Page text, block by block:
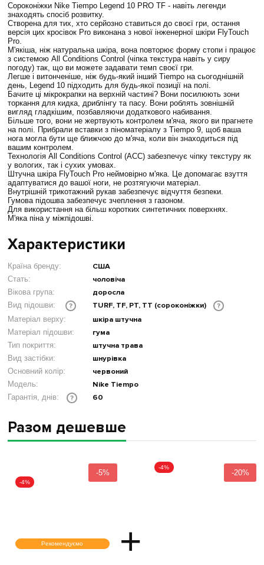
Сороконіжки Nike Tiempo Legend 10 PRO TF - навіть легенди
знаходять спосіб розвитку.
Створена для тих, хто серйозно ставиться до своєї гри, остання
версія цих кросівок Pro виконана з нової інженерної шкіри FlyTouch
Pro.
М'якіша, ніж натуральна шкіра, вона повторює форму стопи і працює
з системою All Conditions Control (чіпка текстура навіть у сиру
погоду) так, що ви можете задавати темп своєї гри.
Легше і витонченіше, ніж будь-який інший Tiempo на сьогоднішній
день, Legend 10 підходить для будь-якої позиції на полі.
Бачите ці мікрокрапки на верхній частині? Вони посилюють зони
торкання для кидка, дриблінгу та пасу. Вони роблять зовнішній
вигляд гладкішим, позбавляючи додаткового набивання.
Більше того, вони не жертвують контролем м'яча, якого ви прагнете
на полі. Прибрали вставки з піноматеріалу з Tiempo 9, щоб ваша
нога могла бути ще ближчою до м'яча, коли він знаходиться під
вашим контролем.
Технологія All Conditions Control (ACC) забезпечує чіпку текстуру як
у вологих, так і сухих умовах.
Штучна шкіра FlyTouch Pro неймовірно м'яка. Це допомагає взуття
адаптуватися до вашої ноги, не розтягуючи матеріал.
Внутрішній трикотажний рукав забезпечує відчуття безпеки.
Гумова підошва забезпечує зчеплення з газоном.
Для використання на більш коротких синтетичних поверхнях.
М'яка піна у міжпідошві.
Характеристики
Країна бренду: США
Стать: чоловіча
Вікова група: доросла
Вид підошви: ? TURF, TF, PT, TT (сороконіжки) ?
Матеріал верху: шкіра штучна
Матеріал підошви: гума
Тип покриття: штучна трава
Вид застібки: шнурівка
Основний колір: червоний
Модель: Nike Tiempo
Гарантія, днів: ? 60
Разом дешевше
-5%
Рекомендуємо
-4%
+
-20%
-4%